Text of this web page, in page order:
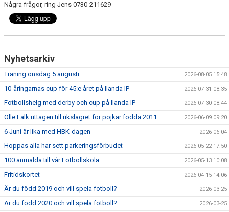
FÖRENINGSDOKUMENT_GAMLA
SPONSORER
FÖRENINGSDOKUMENT
Några frågor, ring Jens 0730-211629
Nyhetsarkiv
Träning onsdag 5 augusti 2026-08-05 15:48
10-åringarnas cup för 45:e året på Ilanda IP 2026-07-31 08:35
Fotbollshelg med derby och cup på Ilanda IP 2026-07-30 08:44
Olle Falk uttagen till rikslägret för pojkar födda 2011 2026-06-09 09:20
6 Juni är lika med HBK-dagen 2026-06-04
Hoppas alla har sett parkeringsförbudet 2026-05-22 17:50
100 anmälda till vår Fotbollskola 2026-05-13 10:08
Fritidskortet 2026-04-15 14:06
Är du född 2019 och vill spela fotboll? 2026-03-25
Är du född 2020 och vill spela fotboll? 2026-03-25